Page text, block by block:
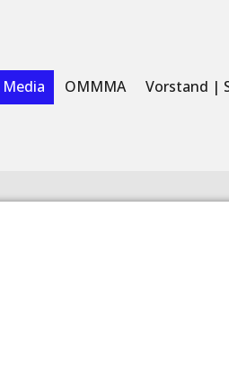
Media OMMMA Vorstand |